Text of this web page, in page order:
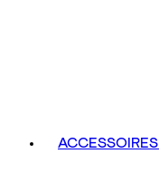
ACCESSOIRES